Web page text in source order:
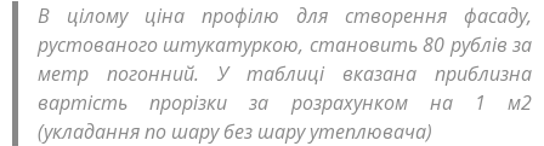
В цілому ціна профілю для створення фасаду,
рустованого штукатуркою, становить 80 рублів за
метр погонний. У таблиці вказана приблизна
вартість прорізки за розрахунком на 1 м2
(укладання по шару без шару утеплювача)